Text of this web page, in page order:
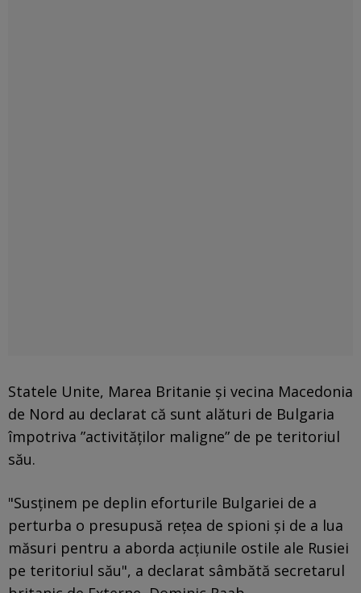
Statele Unite, Marea Britanie şi vecina Macedonia
de Nord au declarat că sunt alături de Bulgaria
împotriva ”activităţilor maligne” de pe teritoriul
său.
"Susţinem pe deplin eforturile Bulgariei de a
perturba o presupusă reţea de spioni şi de a lua
măsuri pentru a aborda acţiunile ostile ale Rusiei
pe teritoriul său", a declarat sâmbătă secretarul